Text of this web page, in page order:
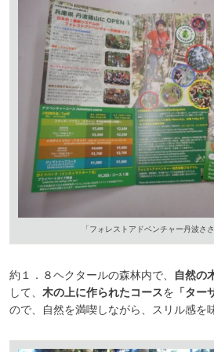
「フォレストアドベンチャー丹波さ
約１．８ヘクタールの森林内で、
自然の
して、 木の上に作られたコースを 「タ
ので、自然を満喫しながら、スリル感を